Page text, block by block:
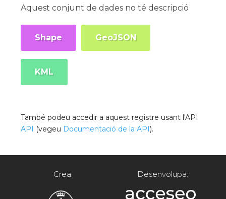
Aquest conjunt de dades no té descripció
Shape GeoJSON
KML
També podeu accedir a aquest registre usant l'API
API (vegeu Documentació de la API).
Crea: Desenvolupa: